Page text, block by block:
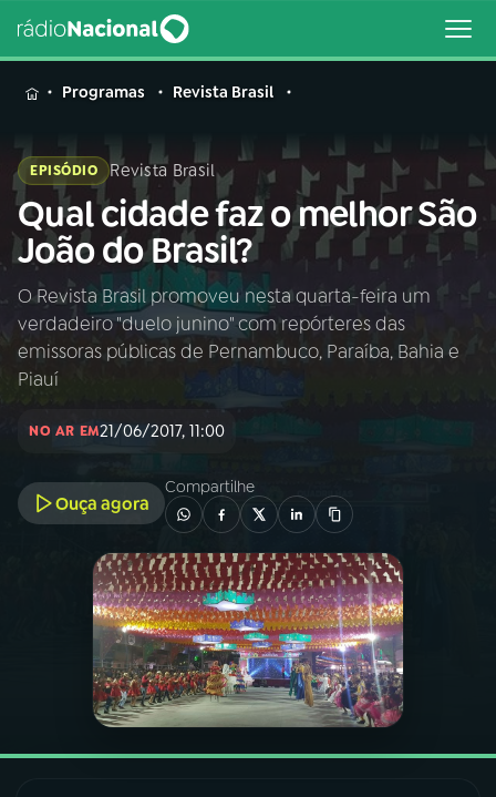
MENU
Buscar
na
Rádio
Nacional
Buscar
AO VIVO
PROGRAMAÇÃO
PROGRAMAS
PODCASTS
Programas Revista Brasil
EPISÓDIO Revista Brasil
Qual cidade faz o melhor São
João do Brasil?
O Revista Brasil promoveu nesta quarta-feira um
verdadeiro "duelo junino" com repórteres das
emissoras públicas de Pernambuco, Paraíba, Bahia e
Piauí
NO AR EM21/06/2017, 11:00
Ouça agora
Compartilhe